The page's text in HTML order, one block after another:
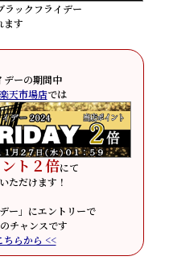
ラックフライデー
ます
デーの期間中
天市場店では
ト２倍にて
ただけます！
ー」にエントリーで
チャンスです
ちらから <<